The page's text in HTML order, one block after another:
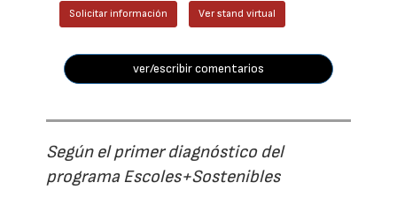
Solicitar información Ver stand virtual
ver/escribir comentarios
Según el primer diagnóstico del
programa Escoles+Sostenibles